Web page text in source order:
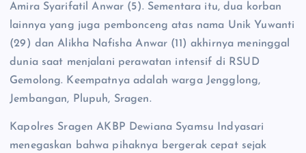
Amira Syarifatil Anwar (5). Sementara itu, dua korban
lainnya yang juga pembonceng atas nama Unik Yuwanti
(29) dan Alikha Nafisha Anwar (11) akhirnya meninggal
dunia saat menjalani perawatan intensif di RSUD
Gemolong. Keempatnya adalah warga Jengglong,
Jembangan, Plupuh, Sragen.
Kapolres Sragen AKBP Dewiana Syamsu Indyasari
menegaskan bahwa pihaknya bergerak cepat sejak